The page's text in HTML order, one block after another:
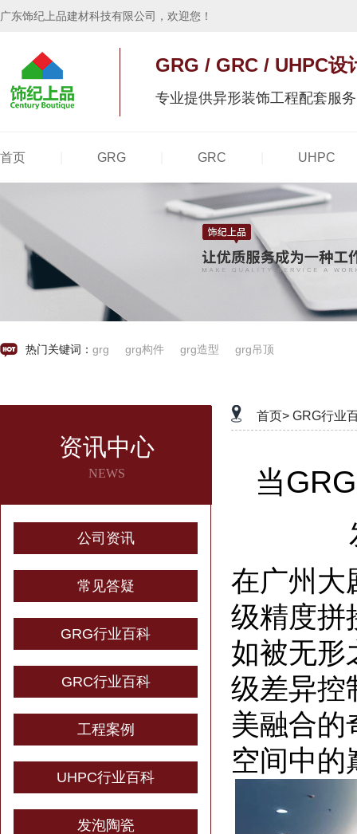
广东饰纪上品建材科技有限公司，欢迎您！
GRG / GRC / UHPC设
专业提供异形装饰工程配套服务
热门关键词： grg grg构件 grg造型 grg吊顶
资讯中心
NEWS
公司资讯
常见答疑
GRG行业百科
GRC行业百科
工程案例
UHPC行业百科
发泡陶瓷
首页> GRG行业
当
在广州大
级精度拼
如被无形
级差异控
美融合的
空间中的